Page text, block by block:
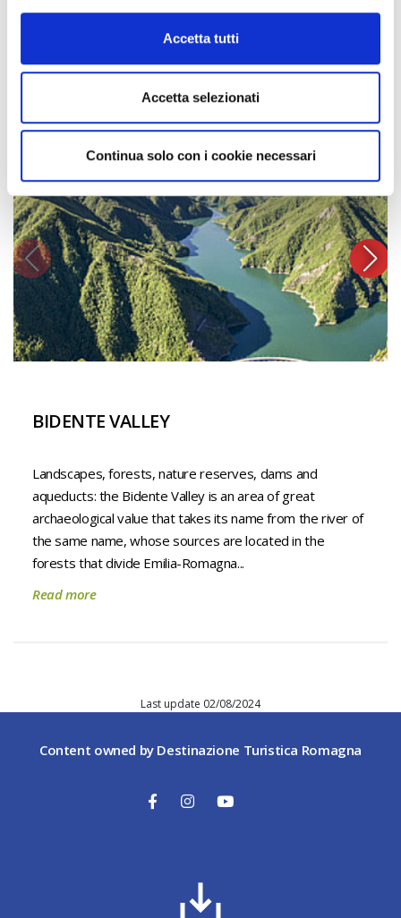
Accetta tutti
Accetta selezionati
Continua solo con i cookie necessari
Discover our valleys
BIDENTE VALLEY
Landscapes, forests, nature reserves, dams and
aqueducts: the Bidente Valley is an area of great
archaeological value that takes its name from the river of
the same name, whose sources are located in the
forests that divide Emilia-Romagna...
Read more
Last update 02/08/2024
Content owned by Destinazione Turistica Romagna